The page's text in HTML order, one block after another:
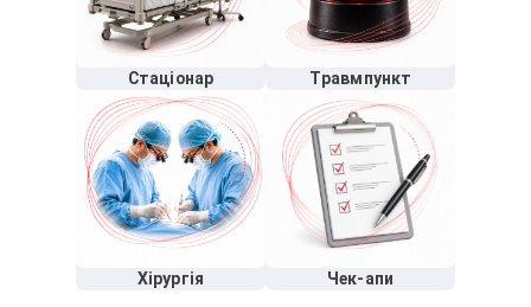
Стаціонар Травмпункт
Хірургія Чек-апи